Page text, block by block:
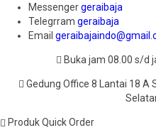
Messengergeraibaja
Telegrram geraibaja
Email
Buka jam 08.00 s/d
Gedung Office 8 Lantai 18 A
Produk Quick Order